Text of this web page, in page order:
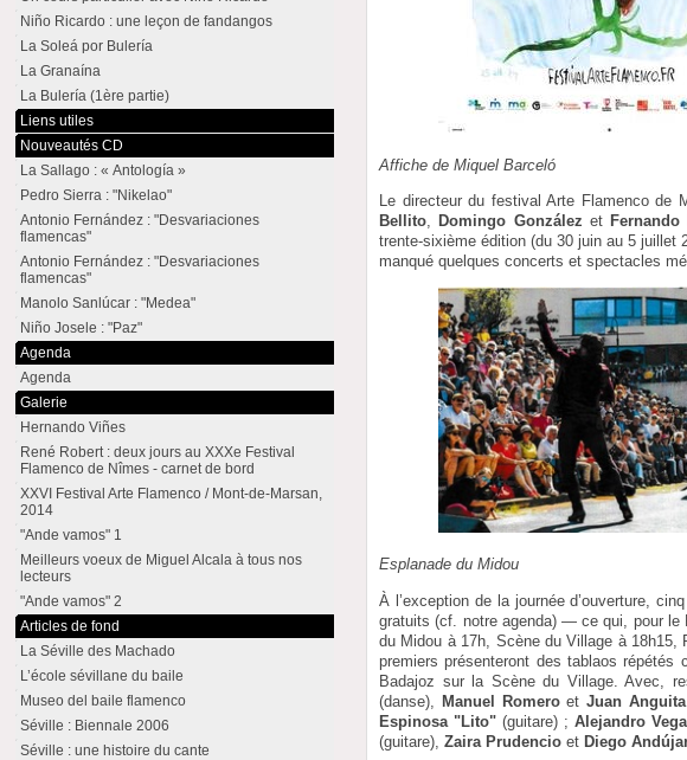
Affiche de Miquel Barceló
Le directeur du festival Arte Flamenco de
Bellito
Domingo González et
trente-sixième édition (du 30 juin au 5 juillet
manqué quelques concerts et spectacles
Esplanade du Midou
À l’exception de la journée d’ouverture,
gratuits (cf. notre agenda) — ce qui, pour le
du Midou à 17h, Scène du Village à
premiers présenteront des tablaos répétés
Badajoz sur la Scène du Village. Avec,
(danse), Manuel RomeroetJuan Anguita
Espinosa "Lito" (guitare) ; Alejandro Vega
(guitare),Zaira Prudencio etDiego
Niño Ricardo : une leçon de fandangos
La Soleá por Bulería
La Granaína
La Bulería (1ère partie)
Liens utiles
Nouveautés CD
La Sallago : « Antología »
Pedro Sierra : "Nikelao"
Antonio Fernández : "Desvariaciones
flamencas"
Antonio Fernández : "Desvariaciones
flamencas"
Manolo Sanlúcar : "Medea"
Niño Josele : "Paz"
Agenda
Agenda
Galerie
Hernando Viñes
René Robert : deux jours au XXXe Festival
Flamenco de Nîmes - carnet de bord
XXVI Festival Arte Flamenco / Mont-de-Marsan,
2014
"Ande vamos" 1
Meilleurs voeux de Miguel Alcala à tous nos
lecteurs
"Ande vamos" 2
Articles de fond
La Séville des Machado
L’école sévillane du baile
Museo del baile flamenco
Séville : Biennale 2006
Séville : une histoire du cante